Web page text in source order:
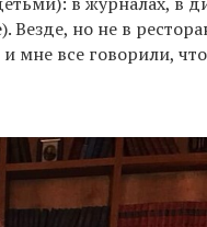
Везде, но не в
мне все говорили,